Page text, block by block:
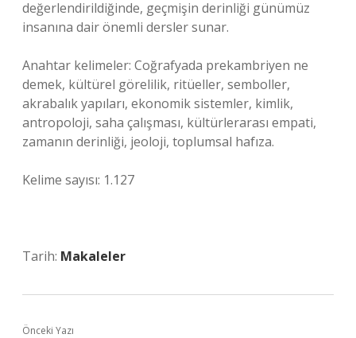
değerlendirildiğinde, geçmişin derinliği günümüz
insanına dair önemli dersler sunar.
Anahtar kelimeler: Coğrafyada prekambriyen ne
demek, kültürel görelilik, ritüeller, semboller,
akrabalık yapıları, ekonomik sistemler, kimlik,
antropoloji, saha çalışması, kültürlerarası empati,
zamanın derinliği, jeoloji, toplumsal hafıza.
Kelime sayısı: 1.127
Tarih: Makaleler
Önceki Yazı